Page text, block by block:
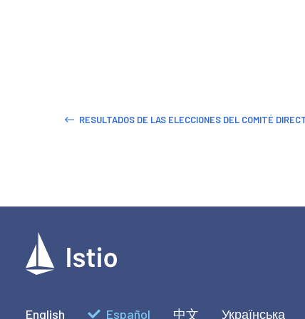
RESULTADOS DE LAS ELECCIONES DEL COMITÉ
English Español 中文 Українська